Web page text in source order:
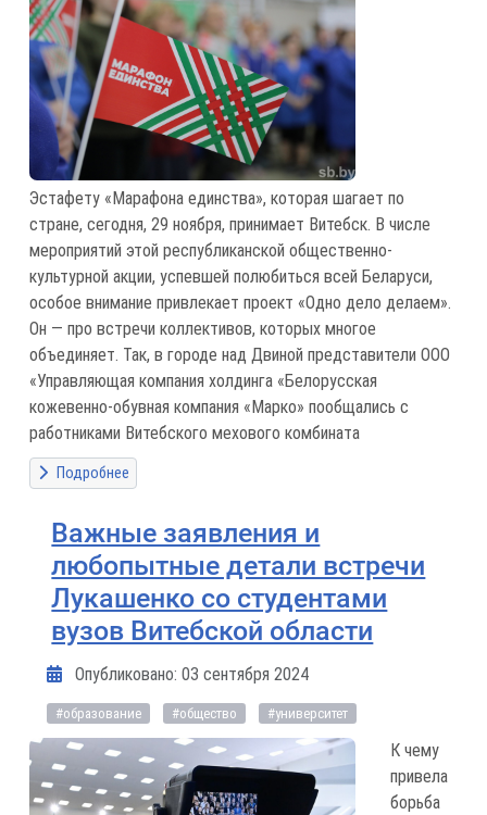
Эстафету «Марафона единства», которая шагает по
стране, сегодня, 29 ноября, принимает Витебск. В числе
мероприятий этой республиканской общественно-
культурной акции, успевшей полюбиться всей Беларуси,
особое внимание привлекает проект «Одно дело делаем».
Он — про встречи коллективов, которых многое
объединяет. Так, в городе над Двиной представители ООО
«Управляющая компания холдинга «Белорусская
кожевенно-обувная компания «Марко» пообщались с
работниками Витебского мехового комбината
Подробнее
Важные заявления и
любопытные детали встречи
Лукашенко со студентами
вузов Витебской области
Информация о материале
Опубликовано: 03 сентября 2024
#образование #общество #университет
К чему
привела
борьба